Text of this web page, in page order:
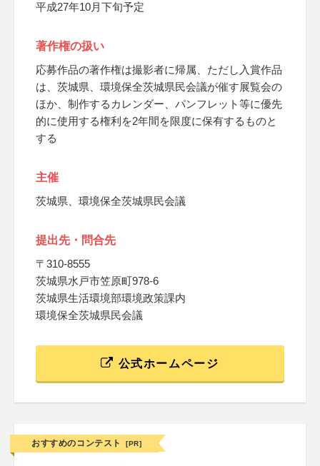
平成27年10月下旬予定
著作権の扱い
応募作品の著作権は撮影者に帰属、ただし入賞作品
は、茨城県、環境保全茨城県民会議が催す展覧会の
ほか、制作するカレンダー、パンフレット等に優先
的に使用する権利を2年間を限度に保有するものと
する
主催
茨城県、環境保全茨城県民会議
提出先・問合先
〒310-8555
茨城県水戸市笠原町978-6
茨城県生活環境部環境政策課内
環境保全茨城県民会議
公式ホームページ
おすすめのコンテスト [PR]